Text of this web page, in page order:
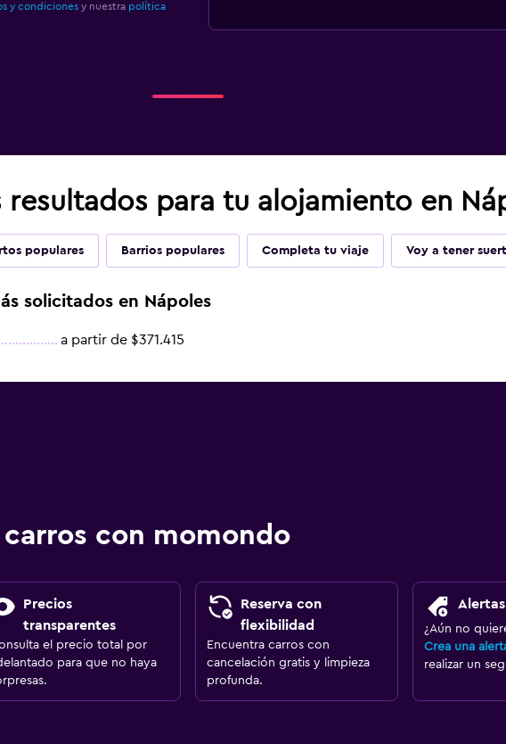
y condicionesy nuestra política
resultados para tu alojamiento en
populares Barrios populares Completa tu viaje Voy a tener
solicitados en Nápoles
a partir de $371.415
con momondo
Precios
transparentes
el precio total por
para que no haya
Reserva con
flexibilidad
Encuentra carros con
cancelación gratis y limpieza
profunda.
Alertas
¿Aún no
Crea una
realizar un